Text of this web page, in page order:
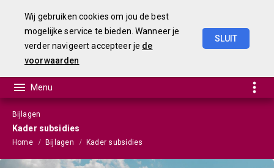
Wij gebruiken cookies om jou de best
mogelijke service te bieden. Wanneer je
verder navigeert accepteer je de
voorwaarden
SLUIT
Bijlagen
Kader subsidies
Home Bijlagen Kader subsidies